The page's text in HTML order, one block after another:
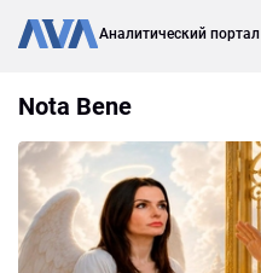
Аналитический портал
Nota Bene